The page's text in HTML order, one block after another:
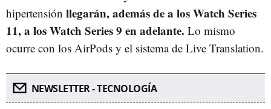
hipertensión llegarán, además de a los Watch Series
11, a los Watch Series 9 en adelante. Lo mismo
ocurre con los AirPods y el sistema de Live Translation.
NEWSLETTER - TECNOLOGÍA